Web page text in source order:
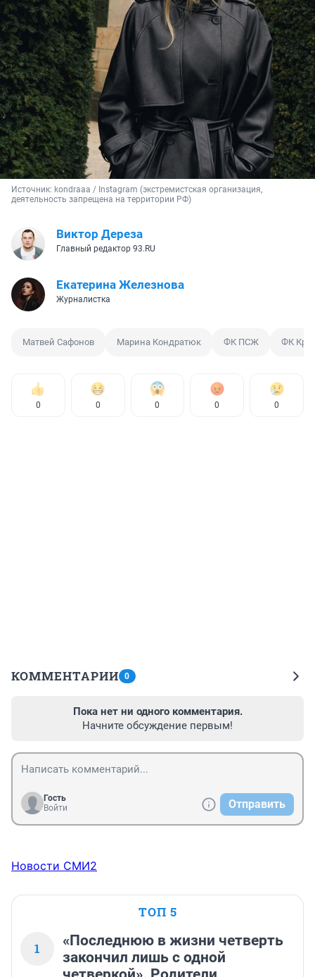
Источник: kondraaa / Instagram (экстремистская организация,
деятельность запрещена на территории РФ)
Виктор Дереза
Главный редактор 93.RU
Екатерина Железнова
Журналистка
Матвей Сафонов Марина Кондратюк ФК ПСЖ ФК
0 0 0 0 0
КОММЕНТАРИИ 0
Пока нет ни одного комментария.
Начните обсуждение первым!
Гость
Войти
Отправить
Новости СМИ2
ТОП 5
1
«Последнюю в жизни четверть
закончил лишь с одной